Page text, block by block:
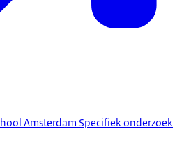
Amsterdam Specifiek onderzoek